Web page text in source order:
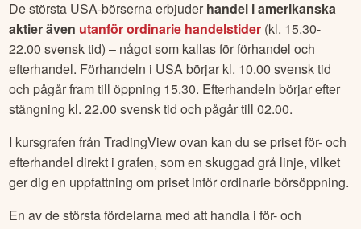
De största USA-börserna erbjuder handel i amerikanska
aktier även utanför ordinarie handelstider (kl. 15.30-
22.00 svensk tid) – något som kallas för förhandel och
efterhandel. Förhandeln i USA börjar kl. 10.00 svensk tid
och pågår fram till öppning 15.30. Efterhandeln börjar efter
stängning kl. 22.00 svensk tid och pågår till 02.00.
I kursgrafen från TradingView ovan kan du se priset för- och
efterhandel direkt i grafen, som en skuggad grå linje, vilket
ger dig en uppfattning om priset inför ordinarie börsöppning.
En av de största fördelarna med att handla i för- och